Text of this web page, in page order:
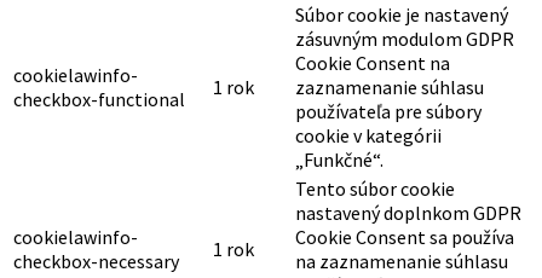
cookielawinfo-
checkbox-functional
1 rok
Súbor cookie je nastavený
zásuvným modulom GDPR
Cookie Consent na
zaznamenanie súhlasu
používateľa pre súbory
cookie v kategórii
„Funkčné“.
cookielawinfo-
checkbox-necessary
1 rok
Tento súbor cookie
nastavený doplnkom GDPR
Cookie Consent sa používa
na zaznamenanie súhlasu